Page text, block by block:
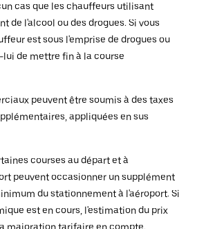
cas que les chauffeurs utilisant
de l'alcool ou des drogues. Si vous
est sous l'emprise de drogues ou
de mettre fin à la course
peuvent être soumis à des taxes
appliquées en sus
courses au départ et à
peuvent occasionner un supplément
du stationnement à l'aéroport. Si
est en cours, l'estimation du prix